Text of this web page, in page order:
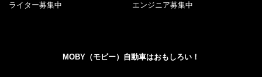
ライター募集中 エンジニア募集中
MOBY（モビー）自動車はおもしろい！